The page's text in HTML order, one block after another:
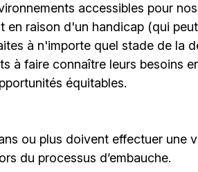
accessibles pour
en raison d'un handicap (qui
à n'importe quel stade de la
à faire connaître leurs besoins
équitables.
ou plus doivent effectuer une
du processus d’embauche.